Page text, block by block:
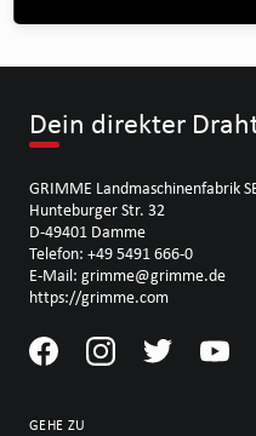
Dein direkter
GRIMME Landmaschinenfabrik
Hunteburger Str. 32
D-49401 Damme
Telefon: +49 5491 666-0
E-Mail: grimme@grimme.de
https://grimme.com
GEHE ZU